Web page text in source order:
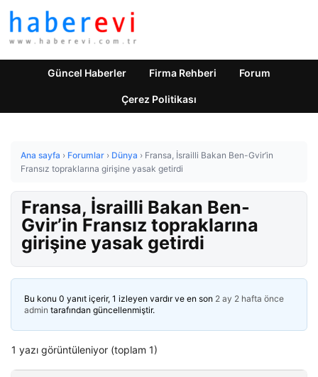
Güncel Haberler Firma Rehberi Forum
Çerez Politikası
Ana sayfa › Forumlar › Dünya › Fransa, İsrailli Bakan Ben-Gvir’in
Fransız topraklarına girişine yasak getirdi
Fransa, İsrailli Bakan Ben-
Gvir’in Fransız topraklarına
girişine yasak getirdi
Bu konu 0 yanıt içerir, 1 izleyen vardır ve en son 2 ay 2 hafta önce
admin tarafından güncellenmiştir.
1 yazı görüntüleniyor (toplam 1)